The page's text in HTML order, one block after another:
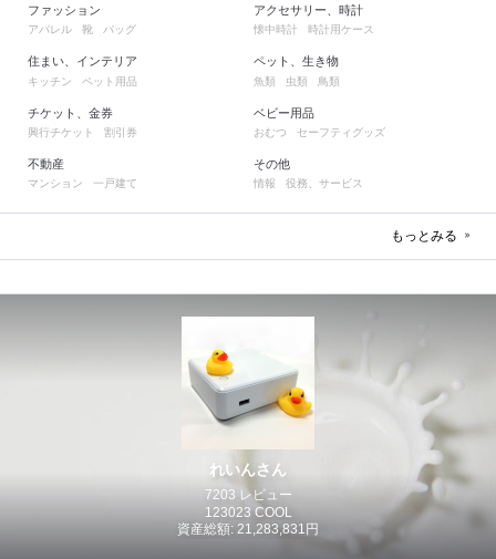
ファッション
アパレル 靴 バッグ
住まい、インテリア
キッチン ペット用品
チケット、金券
興行チケット 割引券
不動産
マンション 一戸建て
アクセサリー、時計
懐中時計 時計用ケース
ペット、生き物
魚類 虫類 鳥類
ベビー用品
おむつ セーフティグッズ
その他
情報 役務、サービス
もっとみる
れいんさん
7203 レビュー
123023 COOL
資産総額: 21,283,831円